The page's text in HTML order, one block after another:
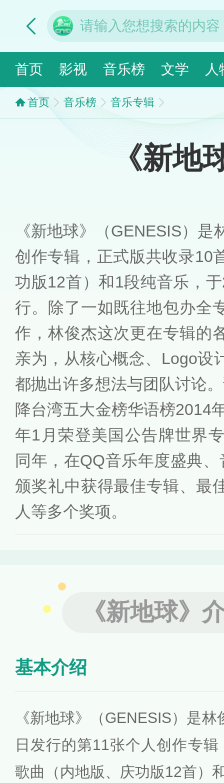
首页 影视 音乐榜 文学 人
首页 音乐榜 音乐专辑
《新地
《新地球》（GENESIS）
创作专辑，正式版共收录10
功版12首）和1段纯音乐，
行。除了一如既往地包办全
作，林俊杰这次更在专辑的
亲为，从核心概念、Logo设
都抛出许多想法与团队讨论
降台湾五大金榜华语榜2014
年1月荣登美国公告牌世界
同年，在QQ音乐年度盛典
颁奖礼中获得最佳专辑、最
人等多个奖项。
《新地球》
基本介绍
《新地球》（GENESIS）是
日发行的第11张个人创作专
歌曲（内地版、庆功版12首）